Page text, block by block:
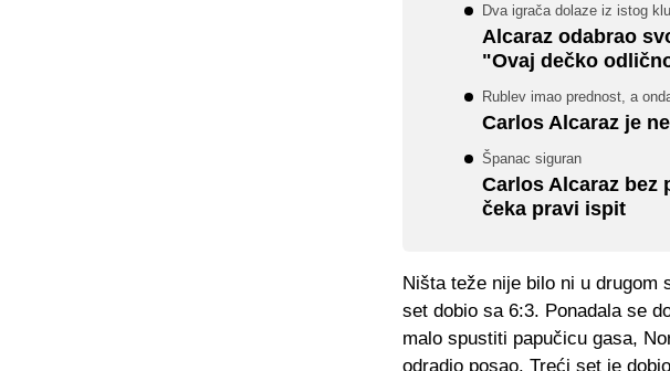
Dva igrača dolaze iz istog
Alcaraz odabrao
"Ovaj dečko
Rublev imao prednost, a
Carlos Alcaraz je
Španac siguran
Carlos Alcaraz bez
čeka pravi ispit
Ništa teže nije bilo ni u drugom
set dobio sa 6:3. Ponadala se
malo spustiti papučicu gasa,
odradio posao. Treći set je